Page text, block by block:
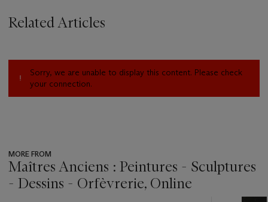
Related Articles
Sorry, we are unable to display this content. Please check
your connection.
MORE FROM
Maîtres Anciens : Peintures - Sculptures
- Dessins - Orfèvrerie, Online